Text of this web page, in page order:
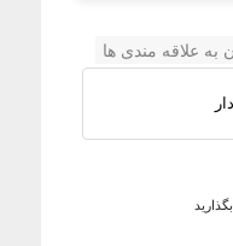
به علاقه مندی ها